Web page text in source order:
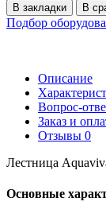
В закладки
В
Подбор
Описание
Вопрос-
Заказ и
Отзывы 0
Лестница
Основные